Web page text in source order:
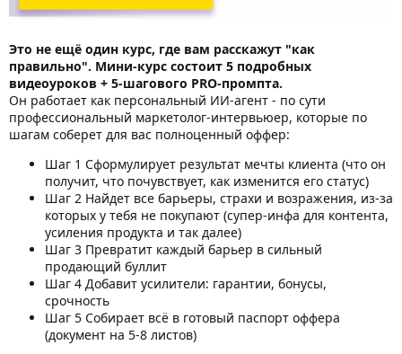
Это не ещё один курс, где вам расскажут "как
правильно". Мини-курс состоит 5 подробных
видеоуроков + 5-шагового PRO-промпта.
Он работает как персональный ИИ-агент - по сути
профессиональный маркетолог-интервьюер, которые по
шагам соберет для вас полноценный оффер:
Шаг 1 Сформулирует результат мечты клиента (что он
получит, что почувствует, как изменится его статус)
Шаг 2 Найдет все барьеры, страхи и возражения, из-за
которых у тебя не покупают (супер-инфа для контента,
усиления продукта и так далее)
Шаг 3 Превратит каждый барьер в сильный
продающий буллит
Шаг 4 Добавит усилители: гарантии, бонусы,
срочность
Шаг 5 Собирает всё в готовый паспорт оффера
(документ на 5-8 листов)